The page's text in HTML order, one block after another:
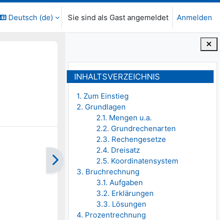
Deutsch ‎(de)‎ Sie sind als Gast angemeldet Anmelden
Blöcke
INHALTSVERZEICHNIS
1. Zum Einstieg
2. Grundlagen
2.1. Mengen u.a.
2.2. Grundrechenarten
2.3. Rechengesetze
2.4. Dreisatz
2.5. Koordinatensystem
3. Bruchrechnung
3.1. Aufgaben
3.2. Erklärungen
3.3. Lösungen
4. Prozentrechnung